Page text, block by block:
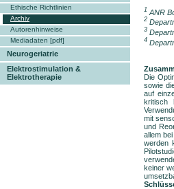
Ethische Richtlinien
Archiv
Autorenhinweise
Mediadaten [pdf]
Neurogeriatrie
Elektrostimulation &
Elektrotherapie
1 ANR
2
3
4
Die
sowie
auf
kritisch
mit
und
allem
werden
keiner